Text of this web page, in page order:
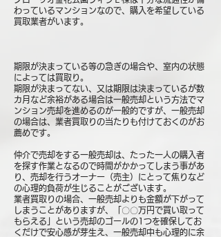
わっているマンションなので、購入を希望している
買取業者がいます。
期限が決まっている等の急ぎの場合や、室内の状態
によっては買取り。
期限が決まってない、又は期限は決まっているが数
カ月など余裕がある場合は一般売却という方法でマ
ンション売却を進めるのが一般的ですが、一般売却
の場合は、業者買取りの当たりも付けておくのがお
薦めです。
仲介で売却をする一般売却は、たった一人の購入者
を探す作業となるので時間がかかってしまう事があ
り、売却を行うオーナー（売主）にとって焦りなど
の心理的負荷が生じることがございます。
業者買取りの場合、一般売却よりも金額が下がって
しまうことがありますが、「〇〇万円で買い取って
もらえる」という売却のゴールの1つを確保してお
くだけで安心感が芽生え、一般売却中も心理的に余